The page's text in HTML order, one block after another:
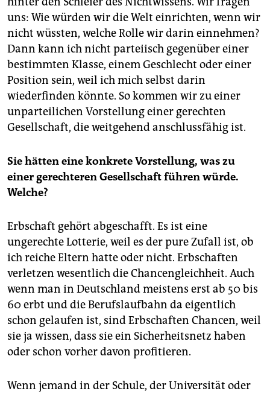
uns: Wie würden wir die Welt einrichten, wenn wir
nicht wüssten, welche Rolle wir darin einnehmen?
Dann kann ich nicht parteiisch gegenüber einer
bestimmten Klasse, einem Geschlecht oder einer
Position sein, weil ich mich selbst darin
wiederfinden könnte. So kommen wir zu einer
unparteilichen Vorstellung einer gerechten
Gesellschaft, die weitgehend anschlussfähig ist.
Sie hätten eine konkrete Vorstellung, was zu
einer gerechteren Gesellschaft führen würde.
Welche?
Erbschaft gehört abgeschafft. Es ist eine
ungerechte Lotterie, weil es der pure Zufall ist, ob
ich reiche Eltern hatte oder nicht. Erbschaften
verletzen wesentlich die Chancengleichheit. Auch
wenn man in Deutschland meistens erst ab 50 bis
60 erbt und die Berufslaufbahn da eigentlich
schon gelaufen ist, sind Erbschaften Chancen, weil
sie ja wissen, dass sie ein Sicherheitsnetz haben
oder schon vorher davon profitieren.
Wenn jemand in der Schule, der Universität oder